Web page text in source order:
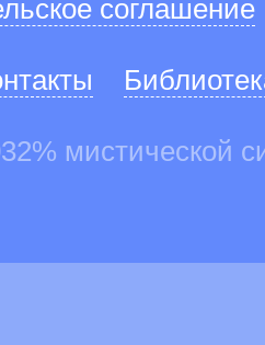
соглашение
мистической